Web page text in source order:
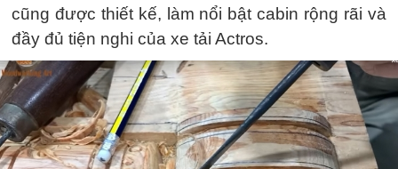
cũng được thiết kế, làm nổi bật cabin rộng rãi và
đầy đủ tiện nghi của xe tải Actros.